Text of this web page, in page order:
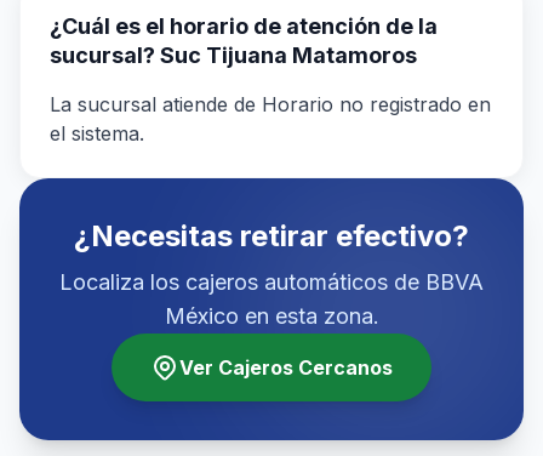
¿Cuál es el horario de atención de la
sucursal? Suc Tijuana Matamoros
La sucursal atiende de Horario no registrado en
el sistema.
¿Necesitas retirar efectivo?
Localiza los cajeros automáticos de BBVA
México en esta zona.
Ver Cajeros Cercanos